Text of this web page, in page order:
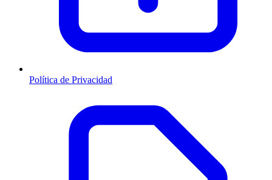
Política de Privacidad